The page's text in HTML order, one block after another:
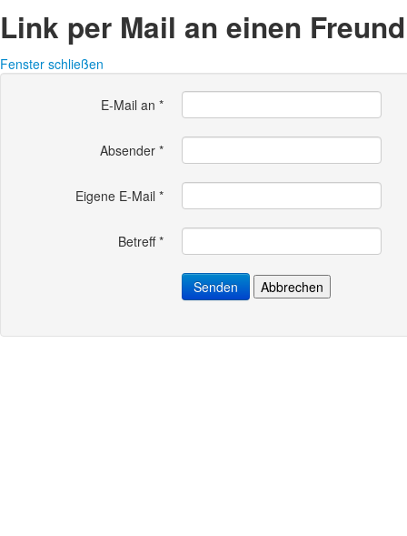
Link per Mail an einen
Fenster schließen
E-Mail an *
Absender *
Eigene E-Mail *
Betreff*
Senden Abbrechen